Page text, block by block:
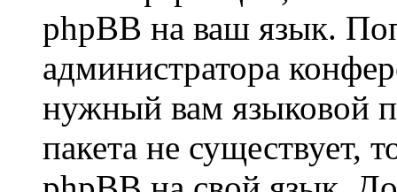
phpBB на ваш язык.
администратора
нужный вам языковой
пакета не существует,